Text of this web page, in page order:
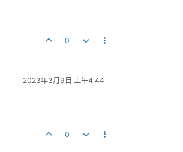
0
2023年3月9日 上午4:44
0